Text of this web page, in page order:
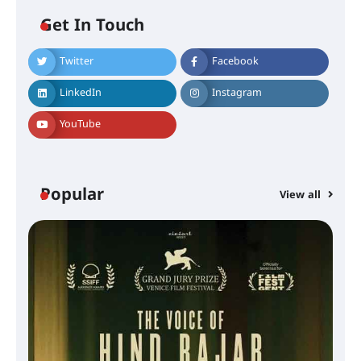
Get In Touch
Twitter Facebook
LinkedIn Instagram
YouTube
Popular View all
സെന്റ് ജോസഫ്സ് കോളജ്
കോമേഴ്‌സ് അസോസിയേഷന്